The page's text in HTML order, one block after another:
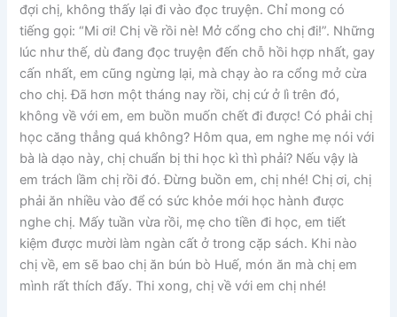
đợi chị, không thấy lại đi vào đọc truyện. Chỉ mong có
tiếng gọi: “Mi ơi! Chị về rồi nè! Mở cổng cho chị đi!”. Những
lúc như thế, dù đang đọc truyện đến chỗ hồi hợp nhất, gay
cấn nhất, em cũng ngừng lại, mà chạy ào ra cổng mở cừa
cho chị. Đã hơn một tháng nay rồi, chị cứ ở lì trên đó,
không về với em, em buồn muốn chết đi được! Có phải chị
học căng thẳng quá không? Hôm qua, em nghe mẹ nói với
bà là dạo này, chị chuẩn bị thi học kì thì phải? Nếu vậy là
em trách lầm chị rồi đó. Đừng buồn em, chị nhé! Chị ơi, chị
phải ăn nhiều vào để có sức khỏe mới học hành được
nghe chị. Mấy tuần vừa rồi, mẹ cho tiền đi học, em tiết
kiệm được mười làm ngàn cất ở trong cặp sách. Khi nào
chị về, em sẽ bao chị ăn bún bò Huế, món ăn mà chị em
mình rất thích đấy. Thi xong, chị về với em chị nhé!